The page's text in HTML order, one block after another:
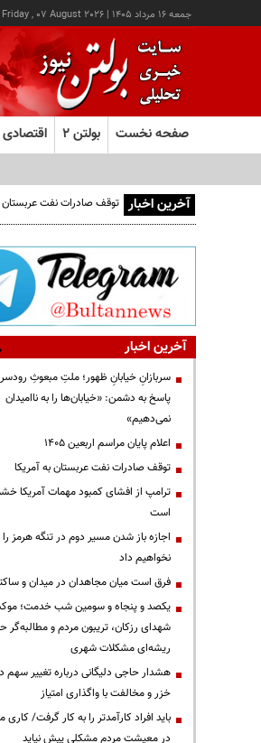
جمعه ۱۶ مرداد ۱۴۰۵ |
Friday , 07 August 2026
صفحه نخست بولتن ۲ اقتصادی
آخرین اخبار توقف صادرات نفت عربستان
آخرین اخبار
سربازانِ خیابانِ ظهور؛ ملتِ مبعوثِ
پاسخ به دشمن: «خیابان‌ها را به ناامیدان
نمی‌دهیم»
اعلام پایان مراسم اربعین ۱۴۰۵
توقف صادرات نفت عربستان به آمریکا
ترامپ از افشای کمبود مهمات آمریکا
است
اجازه باز شدن مسیر دوم در تنگه هرمز را
نخواهیم داد
فرق است میان مجاهدان در میدان و
یکصد و پنجاه و سومین شب خدمت؛
شهدای رزکان، تریبون مردم و مطالبه‌گر
ریشه‌ای مشکلات شهری
هشدار حاجی دلیگانی درباره تغییر سهم
خزر و مخالفت با واگذاری امتیاز
باید افراد کارآمدتر را به کار گرفت/
در معیشت مردم مشکلی پیش نیاید